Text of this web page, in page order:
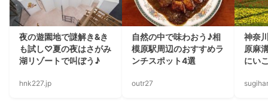
夜の遊園地で謎解き&き
も試し♡夏の夜はさがみ
湖リゾートで叫ぼう♪
hnk227.jp
自然の中で味わおう♪相
模原駅周辺のおすすめラ
ンチスポット4選
outr27
神奈
原麻
にい